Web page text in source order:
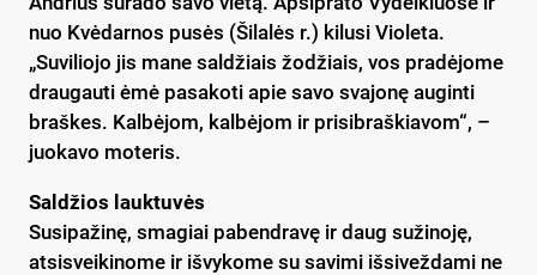
nuo Kvėdarnos pusės (Šilalės r.) kilusi Violeta.
„Suviliojo jis mane saldžiais žodžiais, vos pradėjome
draugauti ėmė pasakoti apie savo svajonę auginti
braškes. Kalbėjom, kalbėjom ir prisibraškiavom“, –
juokavo moteris.
Saldžios lauktuvės
Susipažinę, smagiai pabendravę ir daug sužinoję,
atsisveikinome ir išvykome su savimi išsiveždami ne